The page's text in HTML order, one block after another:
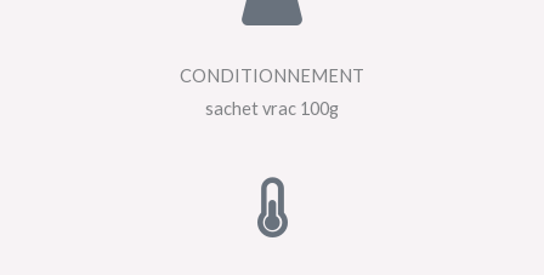
CONDITIONNEMENT
sachet vrac 100g